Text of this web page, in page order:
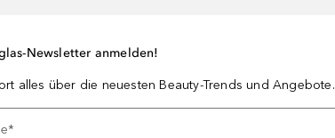
Newsletter anmelden!
alles über die neuesten Beauty-Trends und Angebote.
*